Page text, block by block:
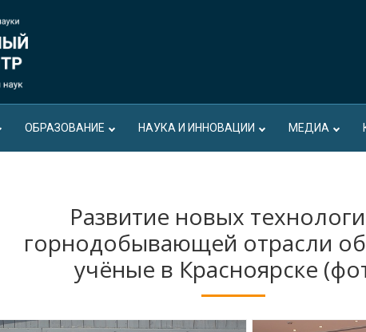
ОБРАЗОВАНИЕ НАУКА И ИННОВАЦИИ МЕДИА
Развитие новых
горнодобывающей отрасли
учёные в Красноярске